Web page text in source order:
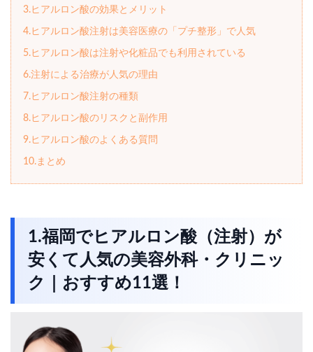
3.ヒアルロン酸の効果とメリット
4.ヒアルロン酸注射は美容医療の「プチ整形」で人気
5.ヒアルロン酸は注射や化粧品でも利用されている
6.注射による治療が人気の理由
7.ヒアルロン酸注射の種類
8.ヒアルロン酸のリスクと副作用
9.ヒアルロン酸のよくある質問
10.まとめ
1.福岡でヒアルロン酸（注射）が
安くて人気の美容外科・クリニッ
ク｜おすすめ11選！